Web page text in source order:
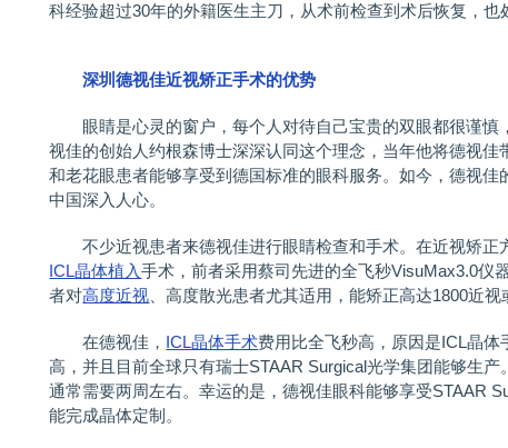
科经验超过30年的外籍医生主刀，从术前检查到术后恢复，也
深圳德视佳近视矫正手术的优势
眼睛是心灵的窗户，每个人对待自己宝贵的双眼都很谨慎
视佳的创始人约根森博士深深认同这个理念，当年他将德视
和老花眼患者能够享受到德国标准的眼科服务。如今，德视
中国深入人心。
不少近视患者来德视佳进行眼睛检查和手术。在近视矫正
ICL晶体植入手术，前者采用蔡司先进的全飞秒VisuMax3.0仪
者对高度近视 、高度散光患者尤其适用，能矫正高达1800近视
在德视佳， ICL晶体手术费用比全飞秒高，原因是ICL晶
高，并且目前全球只有瑞士STAAR Surgical光学集团能够生产
通常需要两周左右。幸运的是，德视佳眼科能够享受STAAR
能完成晶体定制。